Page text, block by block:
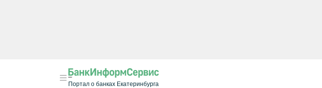
Портал о банках Екатеринбурга